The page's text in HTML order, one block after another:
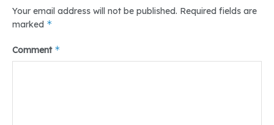
Your email address will not be published. Required fields are
marked *
Comment *